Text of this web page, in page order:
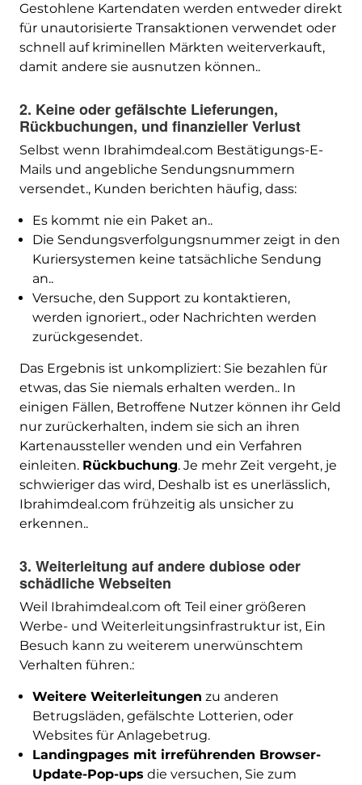
Gestohlene Kartendaten werden entweder direkt
für unautorisierte Transaktionen verwendet oder
schnell auf kriminellen Märkten weiterverkauft,
damit andere sie ausnutzen können..
2. Keine oder gefälschte Lieferungen,
Rückbuchungen, und finanzieller Verlust
Selbst wenn Ibrahimdeal.com Bestätigungs-E-
Mails und angebliche Sendungsnummern
versendet., Kunden berichten häufig, dass:
Es kommt nie ein Paket an..
Die Sendungsverfolgungsnummer zeigt in den
Kuriersystemen keine tatsächliche Sendung
an..
Versuche, den Support zu kontaktieren,
werden ignoriert., oder Nachrichten werden
zurückgesendet.
Das Ergebnis ist unkompliziert: Sie bezahlen für
etwas, das Sie niemals erhalten werden.. In
einigen Fällen, Betroffene Nutzer können ihr Geld
nur zurückerhalten, indem sie sich an ihren
Kartenaussteller wenden und ein Verfahren
einleiten. Rückbuchung. Je mehr Zeit vergeht, je
schwieriger das wird, Deshalb ist es unerlässlich,
Ibrahimdeal.com frühzeitig als unsicher zu
erkennen..
3. Weiterleitung auf andere dubiose oder
schädliche Webseiten
Weil Ibrahimdeal.com oft Teil einer größeren
Werbe- und Weiterleitungsinfrastruktur ist, Ein
Besuch kann zu weiterem unerwünschtem
Verhalten führen.:
Weitere Weiterleitungen zu anderen
Betrugsläden, gefälschte Lotterien, oder
Websites für Anlagebetrug.
Landingpages mit irreführenden Browser-
Update-Pop-ups die versuchen, Sie zum